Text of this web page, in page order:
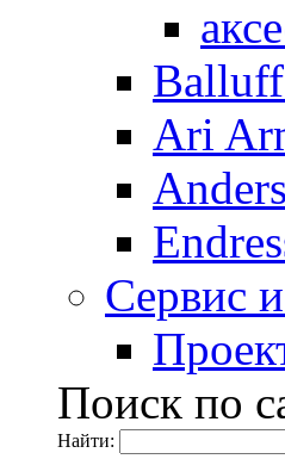
Ari
Сервис
Поиск по
Найти: